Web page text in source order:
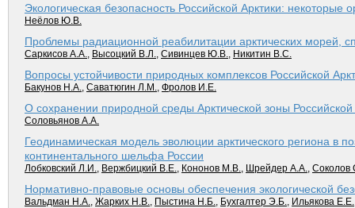
Экологическая безопасность Российской Арктики: некоторые
Неёлов Ю.В.
Проблемы радиационной реабилитации арктических морей,
Саркисов А.А., Высоцкий В.Л., Сивинцев Ю.В., Никитин В.С.
Вопросы устойчивости природных комплексов Российской
Бакунов Н.А., Саватюгин Л.М., Фролов И.Е.
О сохранении природной среды Арктической зоны
Соловьянов А.А.
Геодинамическая модель эволюции арктического региона в
континентального шельфа России
Лобковский Л.И., Вержбицкий В.Е., Кононов М.В., Шрейдер А.А., Соколов
Нормативно-правовые основы обеспечения экологической
Вальдман Н.А., Жарких Н.В., Пыстина Н.Б., Бухгалтер Э.Б., Ильякова Е.Е.